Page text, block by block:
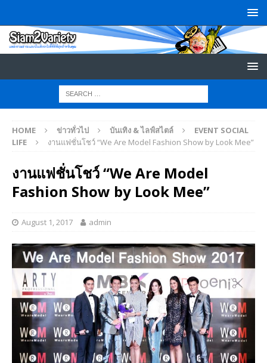
HOME ข่าวทั่วไป บันเทิง & ไลฟ์สไตล์
EVENT SOCIAL
LIFE
งานแฟชั่นโชว์ “We Are Model Fashion Show by Look Mee”
งานแฟชั่นโชว์ “We Are Model
Fashion Show by Look Mee”
August 1, 2017 admin